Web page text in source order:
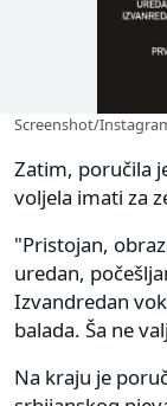
Screenshot/
Zatim, poručila
voljela imati za
"Pristojan,
uredan,
Izvandredan
balada. Ša ne
Na kraju je